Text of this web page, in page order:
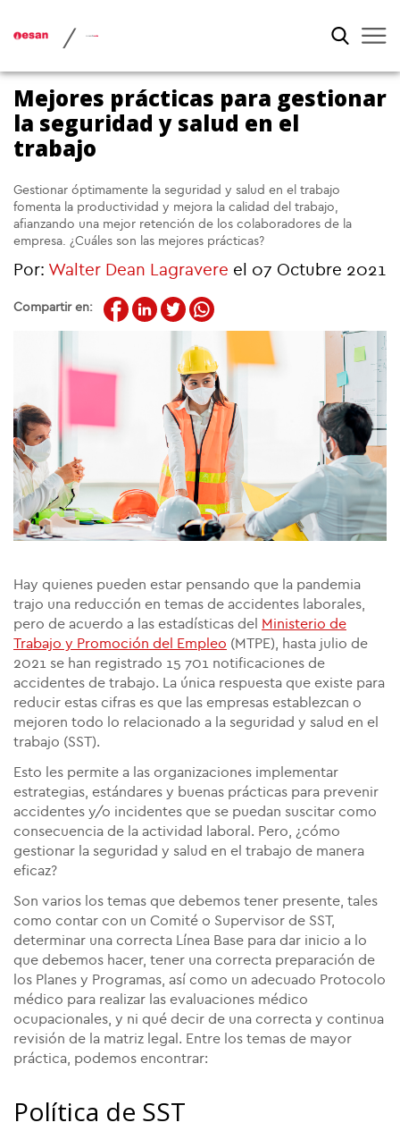
/
Mejores prácticas para gestionar
la seguridad y salud en el
trabajo
Gestionar óptimamente la seguridad y salud en el trabajo
fomenta la productividad y mejora la calidad del trabajo,
afianzando una mejor retención de los colaboradores de la
empresa. ¿Cuáles son las mejores prácticas?
Por: Walter Dean Lagravere el 07 Octubre 2021
Compartir en:
Hay quienes pueden estar pensando que la pandemia
trajo una reducción en temas de accidentes laborales,
pero de acuerdo a las estadísticas del
Ministerio de
Trabajo y Promoción del Empleo (MTPE), hasta julio de
2021 se han registrado 15 701 notificaciones de
accidentes de trabajo. La única respuesta que existe para
reducir estas cifras es que las empresas establezcan o
mejoren todo lo relacionado a la seguridad y salud en el
trabajo (SST).
Esto les permite a las organizaciones implementar
estrategias, estándares y buenas prácticas para prevenir
accidentes y/o incidentes que se puedan suscitar como
consecuencia de la actividad laboral. Pero, ¿cómo
gestionar la seguridad y salud en el trabajo de manera
eficaz?
Son varios los temas que debemos tener presente, tales
como contar con un Comité o Supervisor de SST,
determinar una correcta Línea Base para dar inicio a lo
que debemos hacer, tener una correcta preparación de
los Planes y Programas, así como un adecuado Protocolo
médico para realizar las evaluaciones médico
ocupacionales, y ni qué decir de una correcta y continua
revisión de la matriz legal. Entre los temas de mayor
práctica, podemos encontrar:
Política de SST